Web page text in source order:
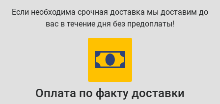
Если необходима срочная доставка мы доставим до
вас в течение дня без предоплаты!
Оплата по факту доставки